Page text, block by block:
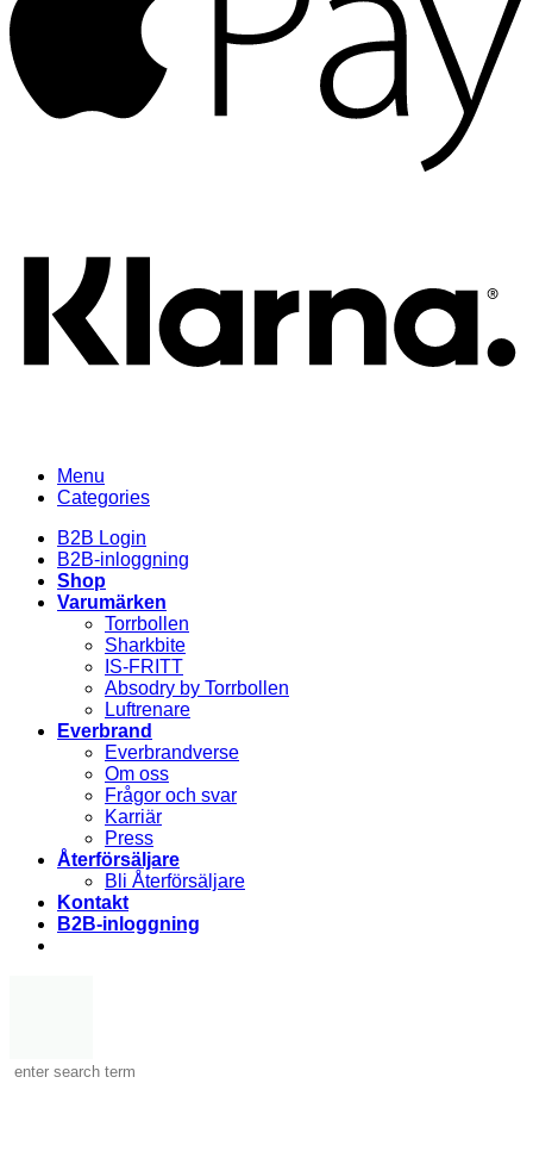
Menu
Categories
B2B Login
B2B-inloggning
Shop
Varumärken
Torrbollen
Sharkbite
IS-FRITT
Absodry by Torrbollen
Luftrenare
Everbrand
Everbrandverse
Om oss
Frågor och svar
Karriär
Press
Återförsäljare
Bli Återförsäljare
Kontakt
B2B-inloggning